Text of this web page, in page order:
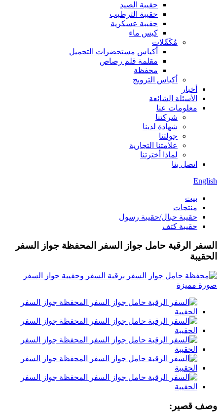
حقيبة الصيد
حقيبة الترطيب
حقيبة عسكرية
كيس ماء
مُكَمِّلات
أكياس مستحضرات التجميل
مقلمة قلم رصاص
محفظة
أكياس الترويج
أخبار
الأسئلة الشائعة
معلومات عنا
شركتنا
شهادة لدينا
جولتنا
علامتنا التجارية
لماذا أخترتنا
اتصل بنا
English
بيت
منتجات
حقيبة حبال/حقيبة رسول
حقيبة كتف
السفر الرقبة حامل جواز السفر المحفظة جواز السفر
الحقيبة
وصف قصير: